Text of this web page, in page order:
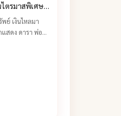
ตรมาสพิเศษ
ย์ เงินไหลมา
สดง ดารา พ่อค้า